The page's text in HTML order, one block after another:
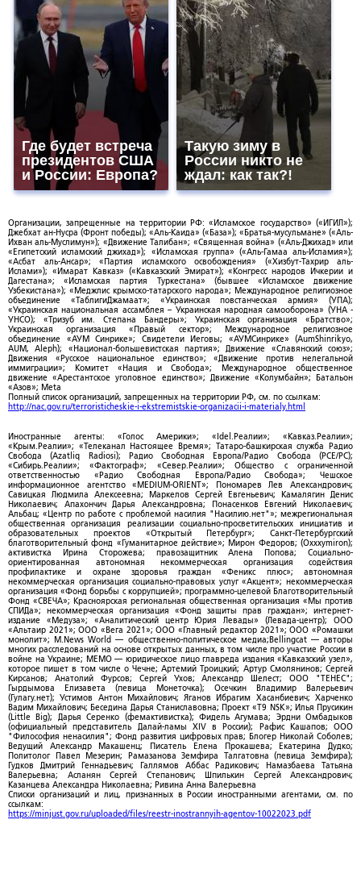
Где будет встреча
президентов США
и России: Европа?
Такую зиму в
России никто не
ждал: как так?!
Организации, запрещенные на территории РФ: «Исламское государство» («ИГИЛ»);
Джебхат ан-Нусра (Фронт победы); «Аль-Каида» («База»); «Братья-мусульмане» («Аль-
Ихван аль-Муслимун»); «Движение Талибан»; «Священная война» («Аль-Джихад» или
«Египетский исламский джихад»); «Исламская группа» («Аль-Гамаа аль-Исламия»);
«Асбат аль-Ансар»; «Партия исламского освобождения» («Хизбут-Тахрир аль-
Ислами»); «Имарат Кавказ» («Кавказский Эмират»); «Конгресс народов Ичкерии и
Дагестана»; «Исламская партия Туркестана» (бывшее «Исламское движение
Узбекистана»); «Меджлис крымско-татарского народа»; Международное религиозное
объединение «ТаблигиДжамаат»; «Украинская повстанческая армия» (УПА);
«Украинская национальная ассамблея – Украинская народная самооборона» (УНА -
УНСО); «Тризуб им. Степана Бандеры»; Украинская организация «Братство»;
Украинская организация «Правый сектор»; Международное религиозное
объединение «АУМ Синрике»; Свидетели Иеговы; «АУМСинрике» (AumShinrikyo,
AUM, Aleph); «Национал-большевистская партия»; Движение «Славянский союз»;
Движения «Русское национальное единство»; «Движение против нелегальной
иммиграции»; Комитет «Нация и Свобода»; Международное общественное
движение «Арестантское уголовное единство»; Движение «Колумбайн»; Батальон
«Азов»; Meta
Полный список организаций, запрещенных на территории РФ, см. по ссылкам:
http://nac.gov.ru/terroristicheskie-i-ekstremistskie-organizacii-i-materialy.html
Иностранные агенты: «Голос Америки»; «Idel.Реалии»; «Кавказ.Реалии»;
«Крым.Реалии»; «Телеканал Настоящее Время»; Татаро-башкирская служба Радио
Свобода (Azatliq Radiosi); Радио Свободная Европа/Радио Свобода (PCE/PC);
«Сибирь.Реалии»; «Фактограф»; «Север.Реалии»; Общество с ограниченной
ответственностью «Радио Свободная Европа/Радио Свобода»; Чешское
информационное агентство «MEDIUM-ORIENT»; Пономарев Лев Александрович;
Савицкая Людмила Алексеевна; Маркелов Сергей Евгеньевич; Камалягин Денис
Николаевич; Апахончич Дарья Александровна; Понасенков Евгений Николаевич;
Альбац; «Центр по работе с проблемой насилия "Насилию.нет"»; межрегиональная
общественная организация реализации социально-просветительских инициатив и
образовательных проектов «Открытый Петербург»; Санкт-Петербургский
благотворительный фонд «Гуманитарное действие»; Мирон Федоров; (Oxxxymiron);
активистка Ирина Сторожева; правозащитник Алена Попова; Социально-
ориентированная автономная некоммерческая организация содействия
профилактике и охране здоровья граждан «Феникс плюс»; автономная
некоммерческая организация социально-правовых услуг «Акцент»; некоммерческая
организация «Фонд борьбы с коррупцией»; программно-целевой Благотворительный
Фонд «СВЕЧА»; Красноярская региональная общественная организация «Мы против
СПИДа»; некоммерческая организация «Фонд защиты прав граждан»; интернет-
издание «Медуза»; «Аналитический центр Юрия Левады» (Левада-центр); ООО
«Альтаир 2021»; ООО «Вега 2021»; ООО «Главный редактор 2021»; ООО «Ромашки
монолит»; M.News World — общественно-политическое медиа;Bellingcat — авторы
многих расследований на основе открытых данных, в том числе про участие России в
войне на Украине; МЕМО — юридическое лицо главреда издания «Кавказский узел»,
которое пишет в том числе о Чечне; Артемий Троицкий; Артур Смолянинов; Сергей
Кирсанов; Анатолий Фурсов; Сергей Ухов; Александр Шелест; ООО "ТЕНЕС";
Гырдымова Елизавета (певица Монеточка); Осечкин Владимир Валерьевич
(Гулагу.нет); Устимов Антон Михайлович; Яганов Ибрагим Хасанбиевич; Харченко
Вадим Михайлович; Беседина Дарья Станиславовна; Проект «T9 NSK»; Илья Прусикин
(Little Big); Дарья Серенко (фемактивистка); Фидель Агумава; Эрдни Омбадыков
(официальный представитель Далай-ламы XIV в России); Рафис Кашапов; ООО
"Философия ненасилия"; Фонд развития цифровых прав; Блогер Николай Соболев;
Ведущий Александр Макашенц; Писатель Елена Прокашева; Екатерина Дудко;
Политолог Павел Мезерин; Рамазанова Земфира Талгатовна (певица Земфира);
Гудков Дмитрий Геннадьевич; Галлямов Аббас Радикович; Намазбаева Татьяна
Валерьевна; Асланян Сергей Степанович; Шпилькин Сергей Александрович;
Казанцева Александра Николаевна; Ривина Анна Валерьевна
Списки организаций и лиц, признанных в России иностранными агентами, см. по
ссылкам:
https://minjust.gov.ru/uploaded/files/reestr-inostrannyih-agentov-10022023.pdf